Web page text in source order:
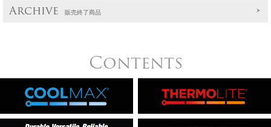
Archive 販売終了商品
Contents